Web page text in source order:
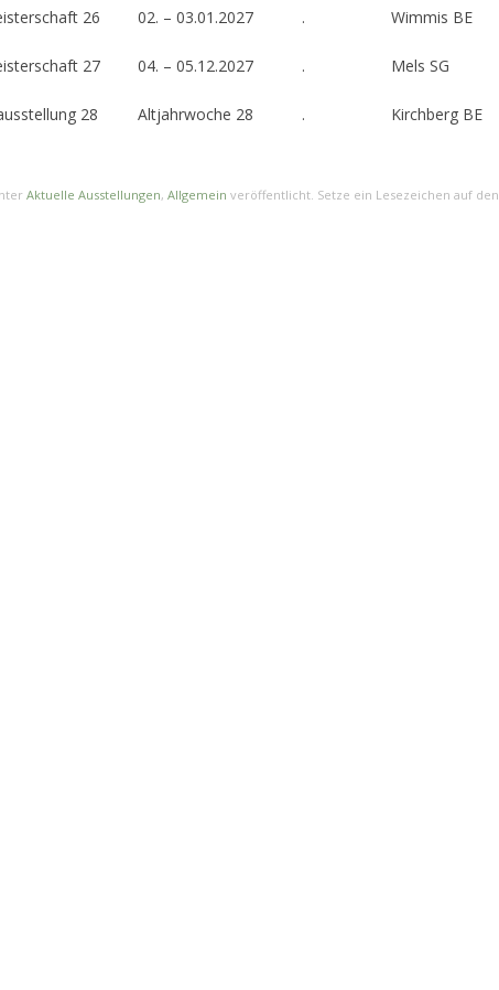
26
27
28
02. – 03.01.2027
04. – 05.12.2027
Altjahrwoche 28
.
.
.
Wimmis BE
Mels SG
Kirchberg BE
Aktuelle Ausstellungen, Allgemein veröffentlicht. Setze ein Lesezeichen auf den